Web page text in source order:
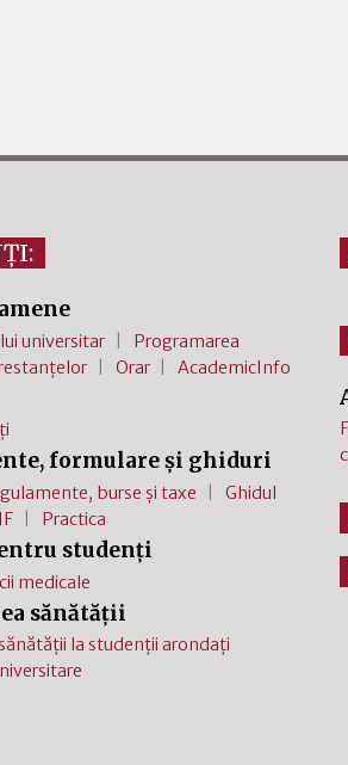
universitar
Programarea
Orar AcademicInfo
formulare și ghiduri
burse și taxe
Ghidul
Practica
studenți
medicale
sănătății
la studenții arondați